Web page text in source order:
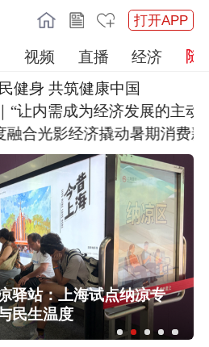
打开APP
视频 直播
经济
健身 共筑健康中国
内需成为经济发展的主动力”
合光影经济撬动暑期消费新蓝
驿站：上海试点纳凉专
民生温度
石流已致2人死亡，仍有1